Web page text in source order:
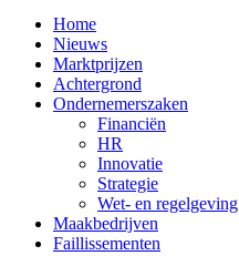
Home
Nieuws
Marktprijzen
Achtergrond
Ondernemerszaken
Financiën
HR
Innovatie
Strategie
Wet- en regelgeving
Maakbedrijven
Faillissementen